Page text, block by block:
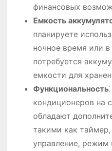
финансовых
Емкость
планируете
ночное время или
потребуется
емкости для
Функциональность
кондиционеров на
обладают
такими как
управление, режим